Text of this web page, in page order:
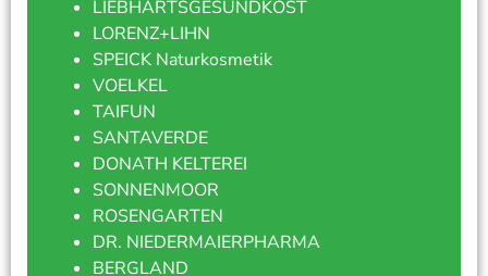
LIEBHARTSGESUNDKOST
LORENZ+LIHN
SPEICK Naturkosmetik
VOELKEL
TAIFUN
SANTAVERDE
DONATH KELTEREI
SONNENMOOR
ROSENGARTEN
DR. NIEDERMAIERPHARMA
BERGLAND